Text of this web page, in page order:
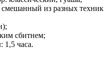
из разных техник
сбитнем;
1,5 часа.